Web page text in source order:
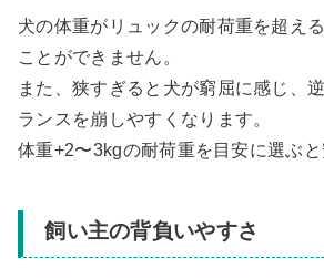
犬の体重がリュックの耐荷重を超え
ことができません。
また、狭すぎると犬が窮屈に感じ、
ランスを崩しやすくなります。
体重+2〜3kgの耐荷重を目安に選ぶと
飼い主の背負いやすさ